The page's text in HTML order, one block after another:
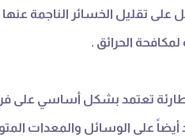
على تقليل الخسائر الناجمة عنها
الحرائق .
تعتمد بشكل أساسي على فريق
أيضاً على الوسائل والمعدات